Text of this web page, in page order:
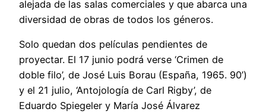
alejada de las salas comerciales y que abarca una
diversidad de obras de todos los géneros.
Solo quedan dos películas pendientes de
proyectar. El 17 junio podrá verse ‘Crimen de
doble filo’, de José Luis Borau (España, 1965. 90’)
y el 21 julio, ‘Antojología de Carl Rigby’, de
Eduardo Spiegeler y María José Álvarez